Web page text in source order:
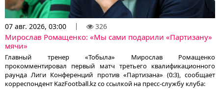
07 авг. 2026, 03:00 326
Мирослав Ромащенко: «Мы сами подарили «Партизану»
мячи»
Главный тренер «Тобыла» Мирослав Ромащенко
прокомментировал первый матч третьего квалификационного
раунда Лиги Конференций против «Партизана» (0:3), сообщает
корреспондент KazFootball.kz со ссылкой на пресс-службу клуба: